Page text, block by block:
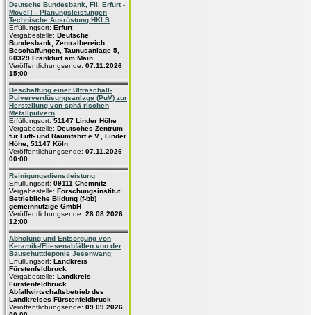
Deutsche Bundesbank, Fil. Erfurt -
MoveIT - Planungsleistungen
Technische Ausrüstung HKLS
Erfüllungsort: Erfurt
Vergabestelle: Deutsche
Bundesbank, Zentralbereich
Beschaffungen, Taunusanlage 5,
60329 Frankfurt am Main
Veröffentlichungsende: 07.11.2026
15:00
Beschaffung einer Ultraschall-
Pulververdüsungsanlage (PuV) zur
Herstellung von sphä rischen
Metallpulvern
Erfüllungsort: 51147 Linder Höhe
Vergabestelle: Deutsches Zentrum
für Luft- und Raumfahrt e.V., Linder
Höhe, 51147 Köln
Veröffentlichungsende: 07.11.2026
00:00
Reinigungsdienstleistung
Erfüllungsort: 09111 Chemnitz
Vergabestelle: Forschungsinstitut
Betriebliche Bildung (f-bb)
gemeinnützige GmbH
Veröffentlichungsende: 28.08.2026
12:00
Abholung und Entsorgung von
Keramik-/Fliesenabfällen von der
Bauschuttdeponie Jesenwang
Erfüllungsort: Landkreis
Fürstenfeldbruck
Vergabestelle: Landkreis
Fürstenfeldbruck
Abfallwirtschaftsbetrieb des
Landkreises Fürstenfeldbruck
Veröffentlichungsende: 09.09.2026